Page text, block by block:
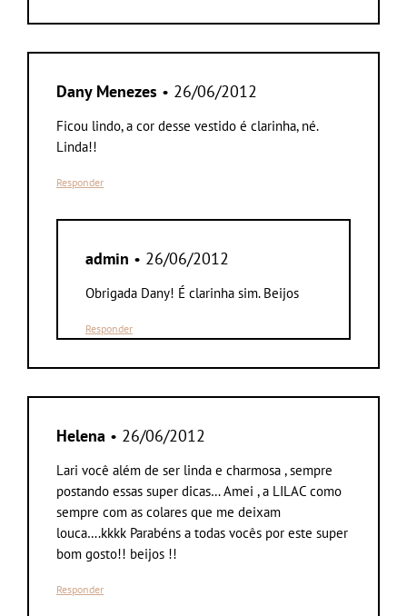
Dany Menezes • 26/06/2012
Ficou lindo, a cor desse vestido é clarinha, né.
Linda!!
Responder
admin • 26/06/2012
Obrigada Dany! É clarinha sim. Beijos
Responder
Helena • 26/06/2012
Lari você além de ser linda e charmosa , sempre
postando essas super dicas… Amei , a LILAC como
sempre com as colares que me deixam
louca….kkkk Parabéns a todas vocês por este super
bom gosto!! beijos !!
Responder